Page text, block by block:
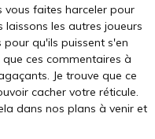
vous faites harceler pour
laissons les autres joueurs
qu'ils puissent s'en
ces commentaires à
Je trouve que ce
cacher votre réticule.
dans nos plans à venir et